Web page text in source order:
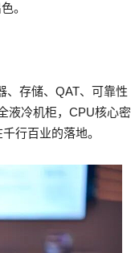
。
、存储、QAT、可靠性
液冷机柜，CPU核心密
行百业的落地。